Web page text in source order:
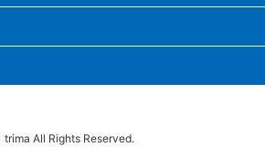
trima All Rights Reserved.